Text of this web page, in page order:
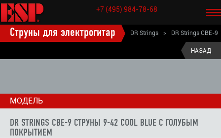
+7 (495) 984-78-68
Струны для электрогитар DR Strings > DR Strings CBE-9
НАЗАД
МОДЕЛЬ
DR STRINGS CBE-9 СТРУНЫ 9-42 COOL BLUE С ГОЛУБЫМ
ПОКРЫТИЕМ